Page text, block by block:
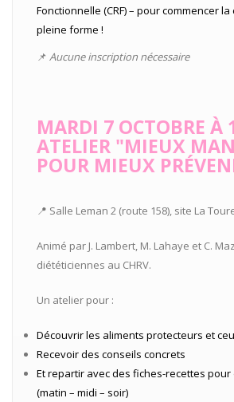
Fonctionnelle (CRF) – pour commencer
pleine forme !
📌 Aucune inscription nécessaire
MARDI 7 OCTOBRE À
ATELIER "MIEUX
POUR MIEUX
📍 Salle Leman 2 (route 158), site La
Animé par J. Lambert, M. Lahaye et C.
diététiciennes au CHRV.
Un atelier pour :
Découvrir les aliments protecteurs et
Recevoir des conseils concrets
Et repartir avec des fiches-recettes
(matin – midi – soir)